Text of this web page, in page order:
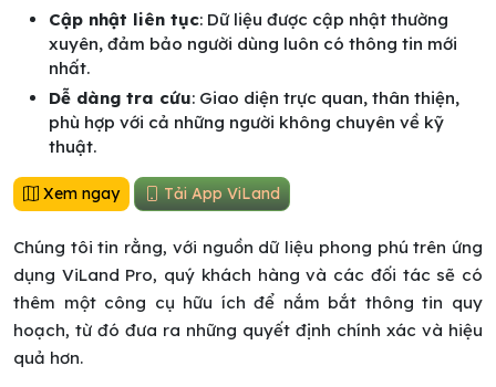
Cập nhật liên tục: Dữ liệu được cập nhật thường
xuyên, đảm bảo người dùng luôn có thông tin mới
nhất.
Dễ dàng tra cứu: Giao diện trực quan, thân thiện,
phù hợp với cả những người không chuyên về kỹ
thuật.
Xem ngay Tải App ViLand
Chúng tôi tin rằng, với nguồn dữ liệu phong phú trên ứng
dụng ViLand Pro, quý khách hàng và các đối tác sẽ có
thêm một công cụ hữu ích để nắm bắt thông tin quy
hoạch, từ đó đưa ra những quyết định chính xác và hiệu
quả hơn.